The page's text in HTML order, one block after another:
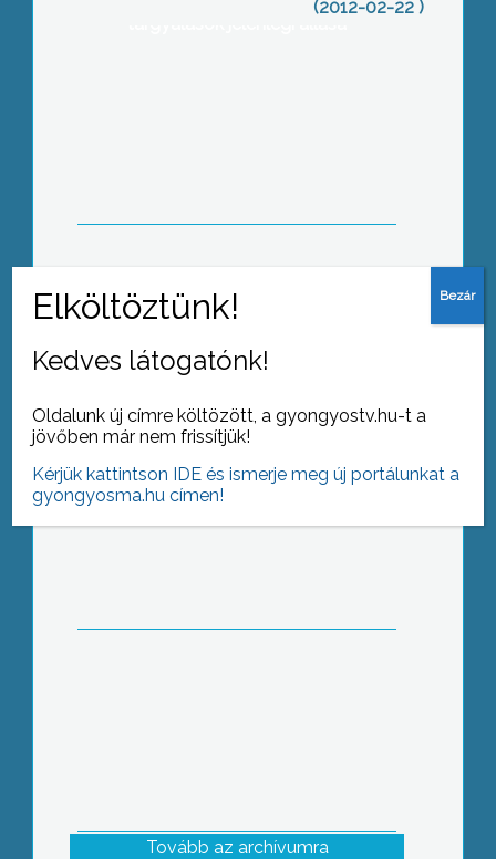
(2012-02-22 )
A tudásgazdaságról hallhattak ma
előadást a Vak Bottyán János
Szakközépiskola diákjai
Egy több éve tartó népzenei sorozat
Tovább az archívumra
Kedves látogatónk!
Oldalunk új címre költözött, a gyongyostv.hu-t a
jövőben már nem frissítjük!
Kérjük kattintson IDE és ismerje meg új portálunkat a
gyongyosma.hu címen!